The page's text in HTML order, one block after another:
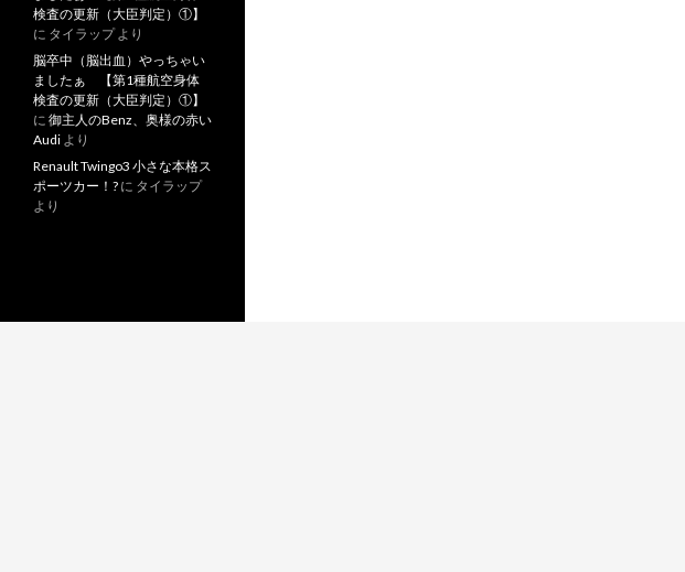
検査の更新（大臣判定）①】
に タイラップより
脳卒中（脳出血）やっちゃい
ましたぁ 【第1種航空身体
検査の更新（大臣判定）①】
に 御主人のBenz、奥様の赤い
Audi より
Renault Twingo3 小さな本格ス
ポーツカー！? に タイラップ
より